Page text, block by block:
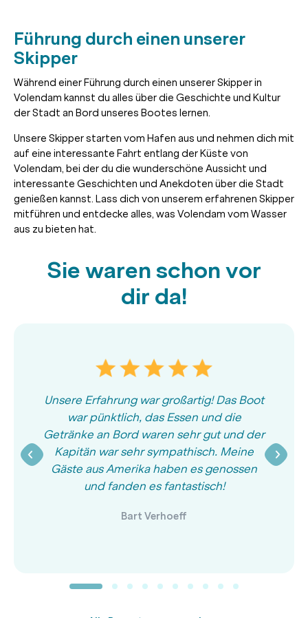
Führung durch einen unserer
Skipper
Während einer Führung durch einen unserer Skipper in
Volendam kannst du alles über die Geschichte und Kultur
der Stadt an Bord unseres Bootes lernen.
Unsere Skipper starten vom Hafen aus und nehmen dich mit
auf eine interessante Fahrt entlang der Küste von
Volendam, bei der du die wunderschöne Aussicht und
interessante Geschichten und Anekdoten über die Stadt
genießen kannst. Lass dich von unserem erfahrenen Skipper
mitführen und entdecke alles, was Volendam vom Wasser
aus zu bieten hat.
Sie waren schon vor
dir da!
Unsere Erfahrung war großartig! Das Boot
war pünktlich, das Essen und die
Getränke an Bord waren sehr gut und der
Kapitän war sehr sympathisch. Meine
Gäste aus Amerika haben es genossen
und fanden es fantastisch!
Bart Verhoeff